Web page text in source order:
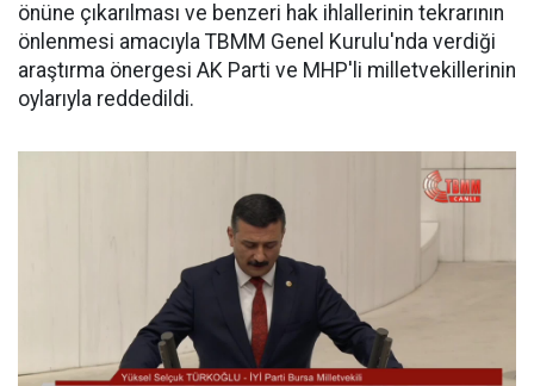
önüne çıkarılması ve benzeri hak ihlallerinin tekrarının
önlenmesi amacıyla TBMM Genel Kurulu'nda verdiği
araştırma önergesi AK Parti ve MHP'li milletvekillerinin
oylarıyla reddedildi.